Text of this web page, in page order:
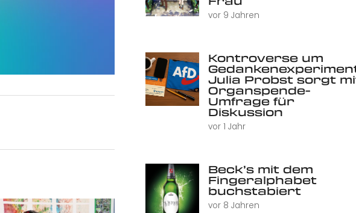
vor 9 Jahren
Kontroverse um
Julia Probst sorgt
Organspende-
Umfrage für
Diskussion
vor 1 Jahr
Beck’s mit dem
Fingeralphabet
buchstabiert
vor 8 Jahren